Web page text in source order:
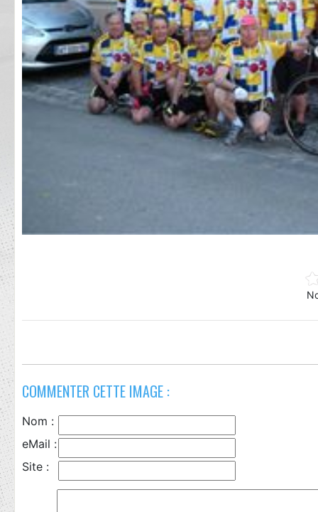
COMMENTER CETTE IMAGE :
Nom :
eMail :
Site :